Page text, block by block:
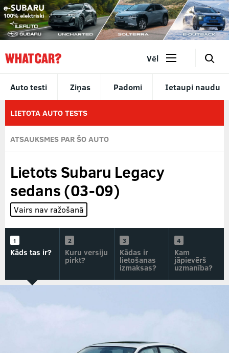
Auto testi Ziņas Padomi Ietaupi naudu
Vēl 🔎
LIETOTA AUTO TESTS
ATSAUKSMES PAR ŠO AUTO
Lietots Subaru Legacy
sedans (03-09)
Vairs nav ražošanā
Kāds tas ir? Kuru versiju
pirkt?
Kādas ir
lietošanas
izmaksas?
Kam
jāpievērš
uzmanība?